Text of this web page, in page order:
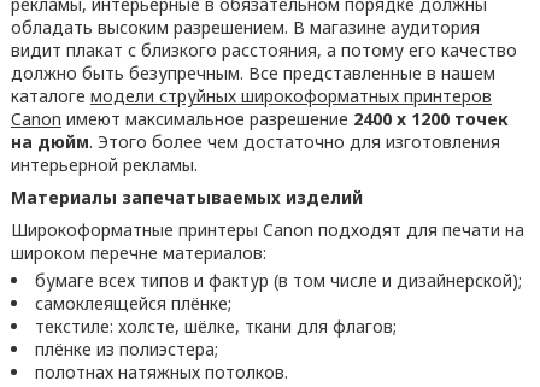
обладать высоким разрешением. В магазине аудитория
видит плакат с близкого расстояния, а потому его качество
должно быть безупречным. Все представленные в нашем
каталоге модели струйных широкоформатных принтеров
Canon имеют максимальное разрешение 2400 x 1200 точек
на дюйм. Этого более чем достаточно для изготовления
интерьерной рекламы.
Материалы запечатываемых изделий
Широкоформатные принтеры Canon подходят для печати на
широком перечне материалов:
бумаге всех типов и фактур (в том числе и дизайнерской);
самоклеящейся плёнке;
текстиле: холсте, шёлке, ткани для флагов;
плёнке из полиэстера;
полотнах натяжных потолков.